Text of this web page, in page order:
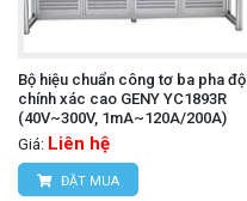
Bộ hiệu chuẩn công tơ ba pha độ
chính xác cao GENY YC1893R
(40V~300V, 1mA~120A/200A)
Giá: Liên hệ
ĐẶT MUA